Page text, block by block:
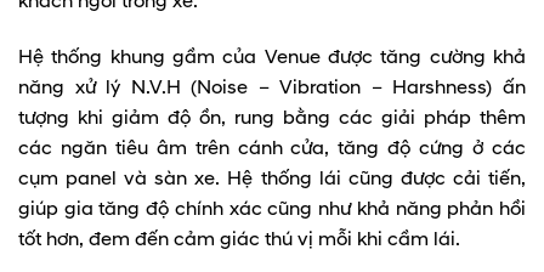
Hệ thống khung gầm của Venue được tăng cường khả
năng xử lý N.V.H (Noise – Vibration – Harshness) ấn
tượng khi giảm độ ồn, rung bằng các giải pháp thêm
các ngăn tiêu âm trên cánh cửa, tăng độ cứng ở các
cụm panel và sàn xe. Hệ thống lái cũng được cải tiến,
giúp gia tăng độ chính xác cũng như khả năng phản hồi
tốt hơn, đem đến cảm giác thú vị mỗi khi cầm lái.